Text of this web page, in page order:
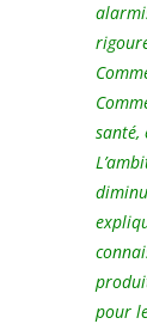
santé,
pour